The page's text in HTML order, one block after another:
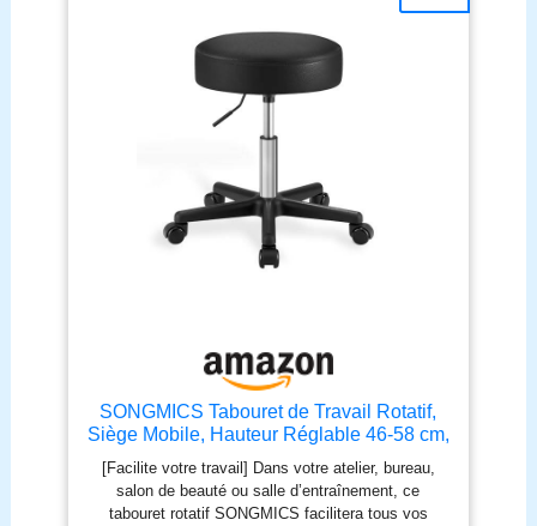
SONGMICS Tabouret de Travail Rotatif,
Siège Mobile, Hauteur Réglable 46-58 cm,
Assise Rembourrée, Revêtement en PU,
pour Salon de Beauté, Bureau, Clinique,
Noir LJB61B
[Facilite votre travail] Dans votre atelier, bureau,
salon de beauté ou salle d’entraînement, ce
tabouret rotatif SONGMICS facilitera tous vos